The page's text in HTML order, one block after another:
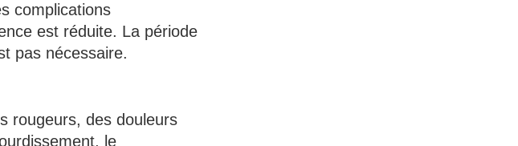
complications
est réduite. La période
pas nécessaire.
rougeurs, des douleurs
le